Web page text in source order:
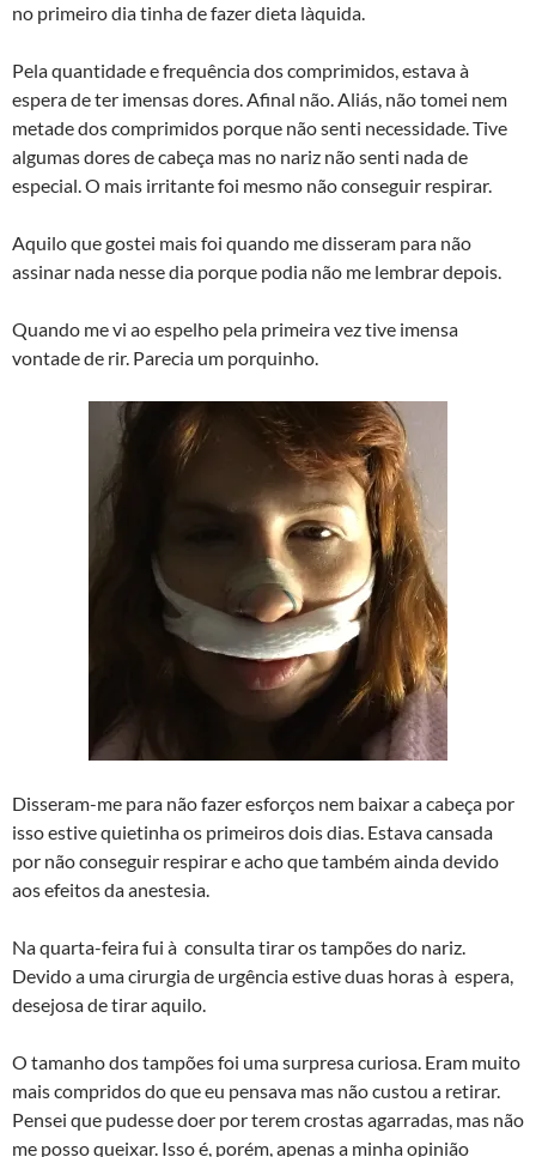
no primeiro dia tinha de fazer dieta là­quida.
Pela quantidade e frequência dos comprimidos, estava à
espera de ter imensas dores. Afinal não. Aliás, não tomei nem
metade dos comprimidos porque não senti necessidade. Tive
algumas dores de cabeça mas no nariz não senti nada de
especial. O mais irritante foi mesmo não conseguir respirar.
Aquilo que gostei mais foi quando me disseram para não
assinar nada nesse dia porque podia não me lembrar depois.
Quando me vi ao espelho pela primeira vez tive imensa
vontade de rir. Parecia um porquinho.
Disseram-me para não fazer esforços nem baixar a cabeça por
isso estive quietinha os primeiros dois dias. Estava cansada
por não conseguir respirar e acho que também ainda devido
aos efeitos da anestesia.
Na quarta-feira fui à consulta tirar os tampões do nariz.
Devido a uma cirurgia de urgência estive duas horas à espera,
desejosa de tirar aquilo.
O tamanho dos tampões foi uma surpresa curiosa. Eram muito
mais compridos do que eu pensava mas não custou a retirar.
Pensei que pudesse doer por terem crostas agarradas, mas não
me posso queixar. Isso é, porém, apenas a minha opinião